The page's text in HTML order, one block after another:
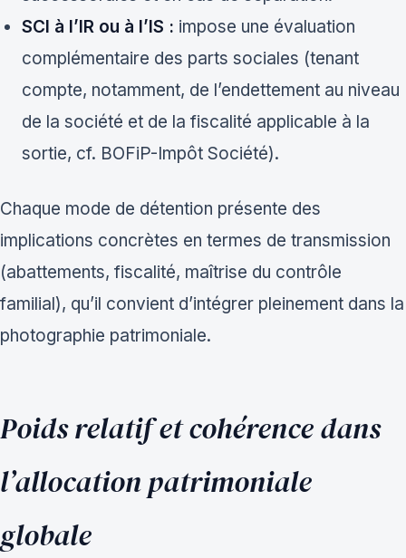
SCI à l’IR ou à l’IS : impose une évaluation
complémentaire des parts sociales (tenant
compte, notamment, de l’endettement au niveau
de la société et de la fiscalité applicable à la
sortie, cf. BOFiP-Impôt Société).
Chaque mode de détention présente des
implications concrètes en termes de transmission
(abattements, fiscalité, maîtrise du contrôle
familial), qu’il convient d’intégrer pleinement dans la
photographie patrimoniale.
Poids relatif et cohérence dans
l’allocation patrimoniale
globale